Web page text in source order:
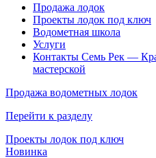
Продажа лодок
Проекты лодок под ключ
Водометная школа
Услуги
Контакты Семь Рек —
мастерской
Продажа водометных лодок
Перейти к разделу
Проекты лодок под ключ
Новинка